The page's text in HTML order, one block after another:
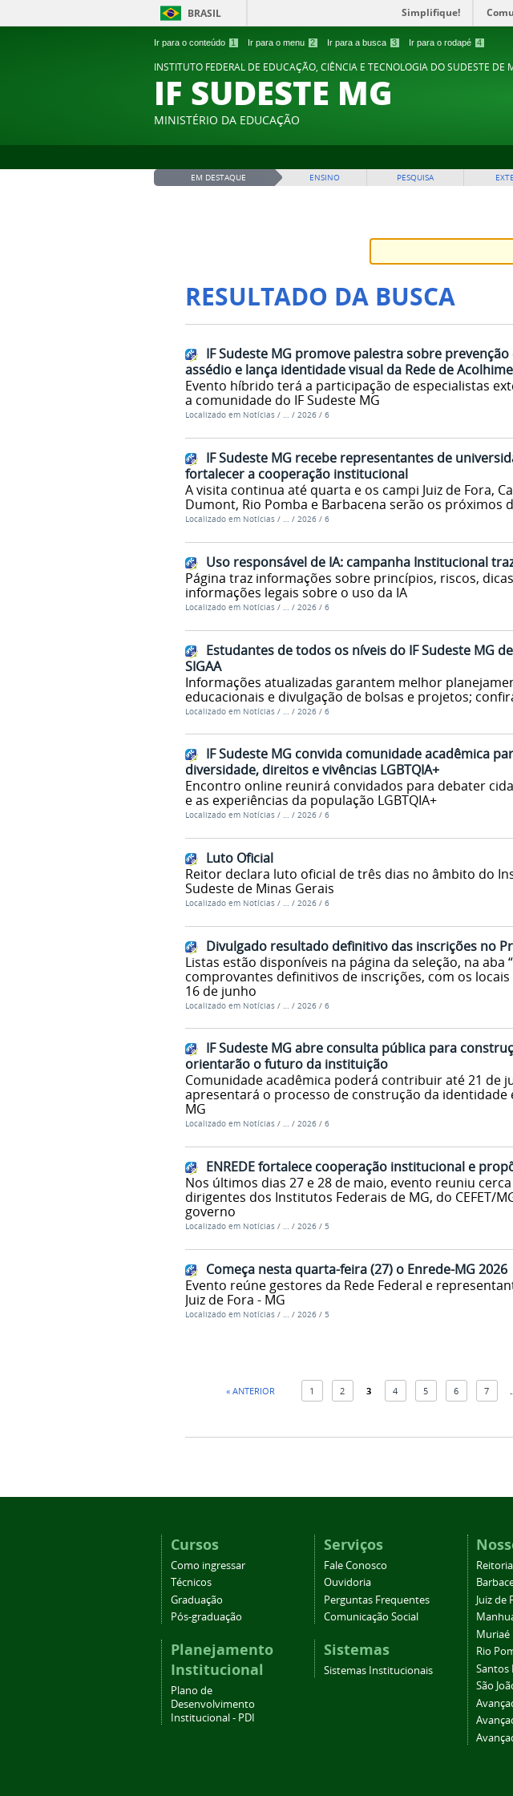
Ir para o conteúdo 1 Ir para o menu 2 Ir para a busca 3 Ir para o rodapé 4
BRASIL Simplifique!
INSTITUTO FEDERAL DE EDUCAÇÃO, CIÊNCIA E TECNOLOGIA DO SUDESTE DE
IF SUDESTE MG
MINISTÉRIO DA EDUCAÇÃO
EM DESTAQUE ENSINO PESQUISA
RESULTADO DA BUSCA
IF Sudeste MG promove palestra sobre
assédio e lança identidade visual da Rede de
Evento híbrido terá a participação de especialistas
a comunidade do IF Sudeste MG
Localizado em Notícias / … / 2026 / 6
IF Sudeste MG recebe representantes de
fortalecer a cooperação institucional
A visita continua até quarta e os campi Juiz de Fora,
Dumont, Rio Pomba e Barbacena serão os próximos
Localizado em Notícias / … / 2026 / 6
Uso responsável de IA: campanha Institucional
Página traz informações sobre princípios, riscos,
informações legais sobre o uso da IA
Localizado em Notícias / … / 2026 / 6
Estudantes de todos os níveis do IF Sudeste MG
SIGAA
Informações atualizadas garantem melhor
educacionais e divulgação de bolsas e projetos;
Localizado em Notícias / / 2026 / 6
IF Sudeste MG convida comunidade acadêmica
diversidade, direitos e vivências LGBTQIA+
Encontro online reunirá convidados para debater
e as experiências da população LGBTQIA+
Localizado em Notícias / … / 2026 / 6
Luto Oficial
Reitor declara luto oficial de três dias no âmbito do
Sudeste de Minas Gerais
Localizado em Notícias / … / 2026 / 6
Divulgado resultado definitivo das inscrições no
Listas estão disponíveis na página da seleção, na aba
comprovantes definitivos de inscrições, com os
16 de junho
Localizado em Notícias / … / 2026 / 6
IF Sudeste MG abre consulta pública para
orientarão o futuro da instituição
Comunidade acadêmica poderá contribuir até 21 de
apresentará o processo de construção da identidade
MG
Localizado em Notícias / … / 2026 / 6
ENREDE fortalece cooperação institucional e
Nos últimos dias 27 e 28 de maio, evento reuniu
dirigentes dos Institutos Federais de MG, do CEFET/
governo
Localizado em Notícias / … / 2026 / 5
Começa nesta quarta-feira (27) o Enrede-MG 2026
Evento reúne gestores da Rede Federal e
Juiz de Fora - MG
Localizado em Notícias / … / 2026 / 5
« ANTERIOR 1 2 3 4 5 6 7
Cursos
Como ingressar
Técnicos
Graduação
Pós-graduação
Planejamento
Institucional
Plano de
Desenvolvimento
Institucional - PDI
Serviços
Fale Conosco
Ouvidoria
Perguntas Frequentes
Comunicação Social
Sistemas
Sistemas Institucionais
Reitoria
Juiz de
Muriaé
Rio
São